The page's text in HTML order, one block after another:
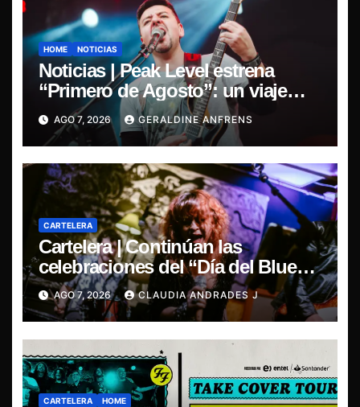
HOME NOTICIAS
Noticias | Peak Level estrena
“Primero de Agosto”: un viaje
sonoro por el duelo y la memoria.
AGO 7, 2026 GERALDINE ANFRENS
CARTELERA
Cartelera | Continúan las
celebraciones del “Día del Blues”,
La Rox se presentará este sábado
en Concepción
AGO 7, 2026 CLAUDIA ANDRADES J
CARTELERA HOME